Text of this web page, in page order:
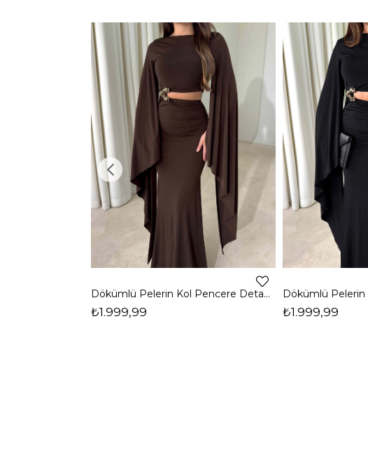
Dökümlü Pelerin Kol Pencere Detaylı Maxi Kahverengi Arlev Kadın Elbise 26Y511
₺1.999,99 ₺1.999,99